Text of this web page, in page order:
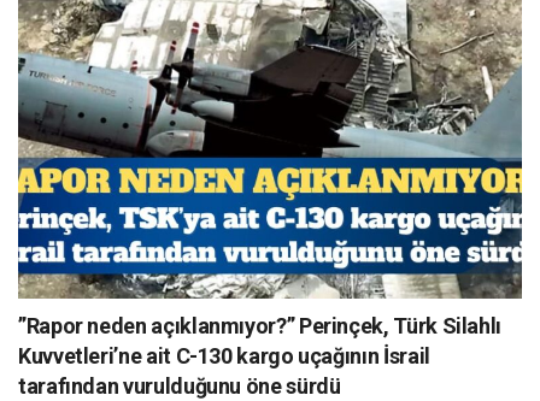
”Rapor neden açıklanmıyor?” Perinçek, Türk Silahlı
Kuvvetleri’ne ait C-130 kargo uçağının İsrail
tarafından vurulduğunu öne sürdü